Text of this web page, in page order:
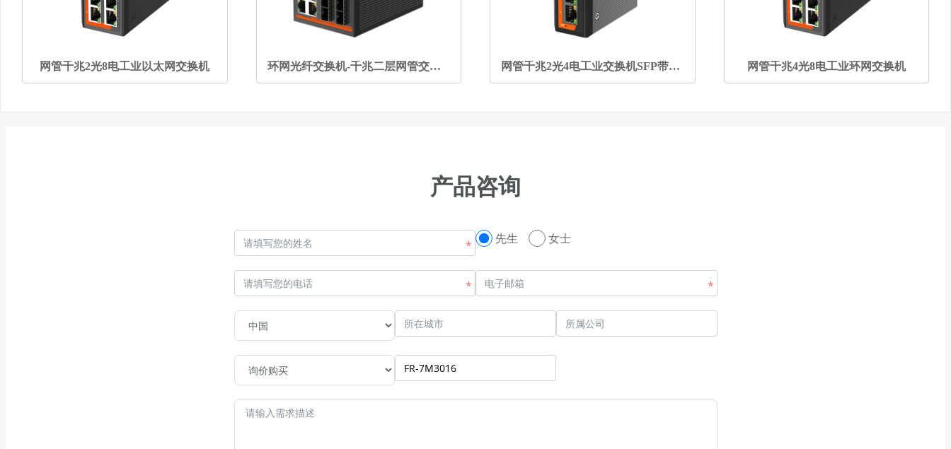
网管千兆2光8电工业以太网交换机 环网光纤交换机-千兆二层网管交换机16电口12光口(PoE可选) 网管千兆2光4电工业交换机SFP带拔码 网管千兆4光8电工业环网交换机
产品咨询
先生 女士